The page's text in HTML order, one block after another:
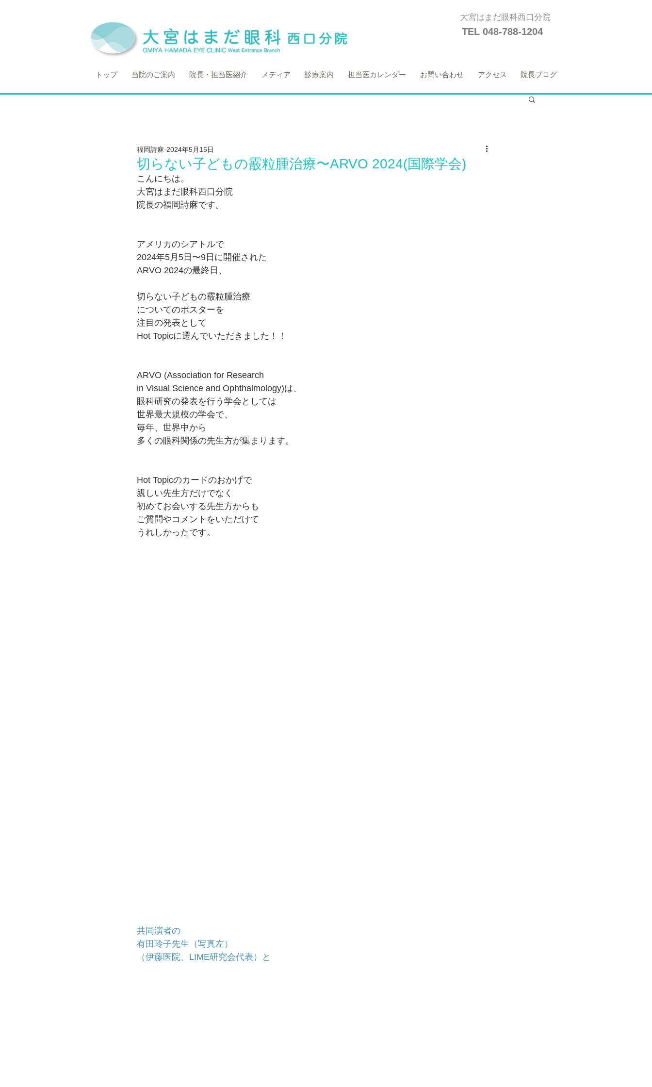
大宮はまだ眼科西口分院
TEL 048-788-1204
トップ 当院のご案内 院長・担当医紹介 メディア 診療案内 担当医カレンダー お問い合わせ アクセス 院長ブログ
切らない子どもの霰粒腫治療〜ARVO 2024(国際学会)
福岡詩麻 2024年5月15日
こんにちは。
大宮はまだ眼科西口分院
院長の福岡詩麻です。
アメリカのシアトルで
2024年5月5日〜9日に開催された
ARVO 2024の最終日、
切らない子どもの霰粒腫治療
についてのポスターを
注目の発表として
Hot Topicに選んでいただきました！！
ARVO (Association for Research
in Visual Science and Ophthalmology)は、
眼科研究の発表を行う学会としては
世界最大規模の学会で、
毎年、世界中から
多くの眼科関係の先生方が集まります。
Hot Topicのカードのおかげで
親しい先生方だけでなく
初めてお会いする先生方からも
ご質問やコメントをいただけて
うれしかったです。
⁡共同演者の
有田玲子先生（写真左）
（伊藤医院、LIME研究会代表）と